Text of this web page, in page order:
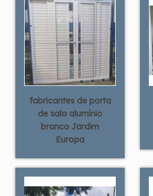
fabricantes de porta
de sala alumínio
branco Jardim
Europa